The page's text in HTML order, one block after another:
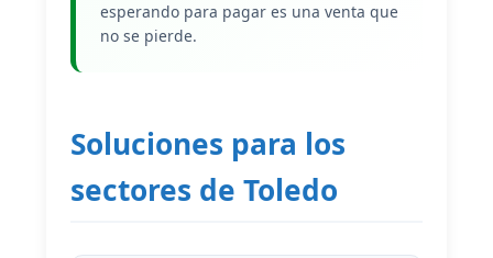
esperando para pagar es una venta que
no se pierde.
Soluciones para los
sectores de Toledo